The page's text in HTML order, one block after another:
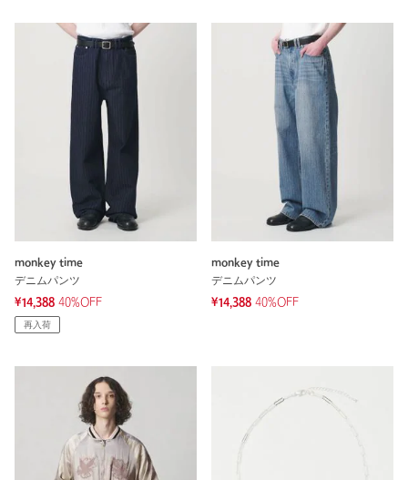
monkey time
デニムパンツ
¥14,388 40%OFF
再入荷
monkey time
デニムパンツ
¥14,388 40%OFF